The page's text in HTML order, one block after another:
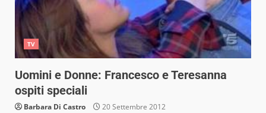
TV
Uomini e Donne: Francesco e Teresanna
ospiti speciali
Barbara Di Castro 20 Settembre 2012